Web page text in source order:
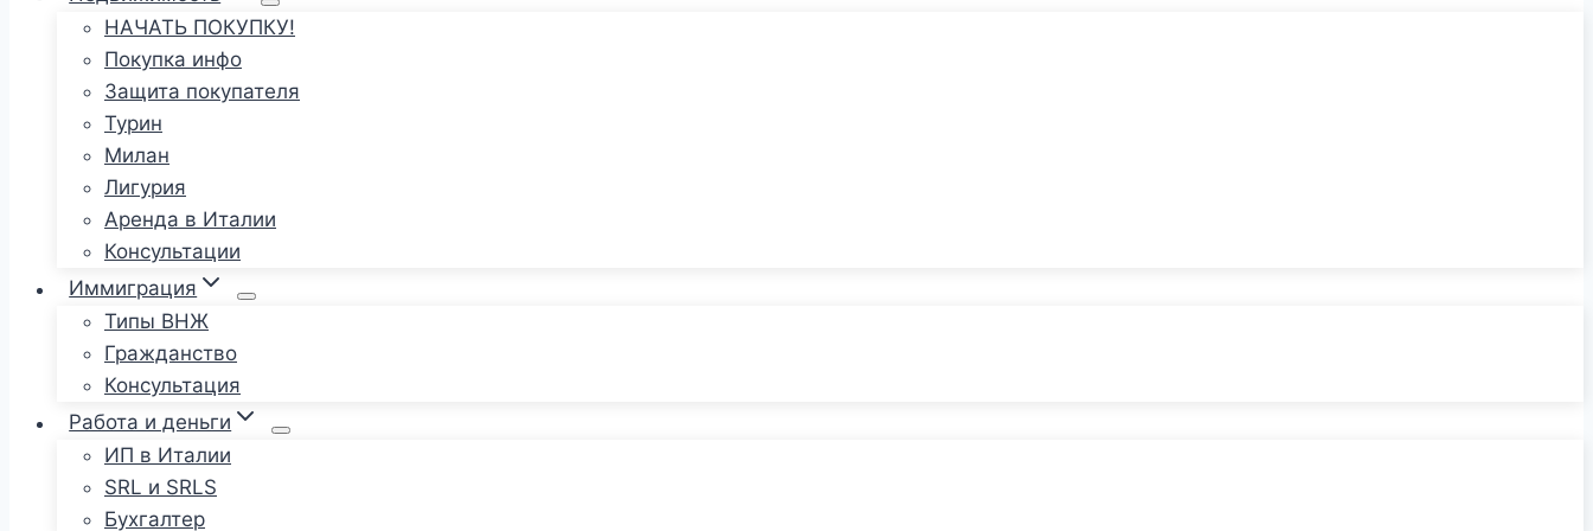
НАЧАТЬ ПОКУПКУ!
Покупка инфо
Защита покупателя
Турин
Милан
Лигурия
Аренда в Италии
Консультации
Иммиграция
Типы ВНЖ
Гражданство
Консультация
Работа и деньги
ИП в Италии
SRL и SRLS
Бухгалтер